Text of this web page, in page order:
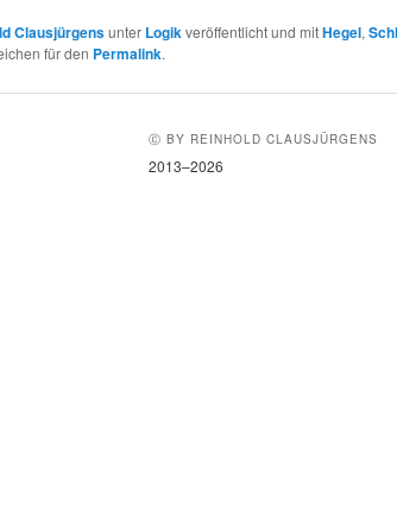
Clausjürgensunter Logikveröffentlicht und mitHegel,
für den Permalink.
Ⓒ BY REINHOLD CLAUSJÜRGENS
2013–2026